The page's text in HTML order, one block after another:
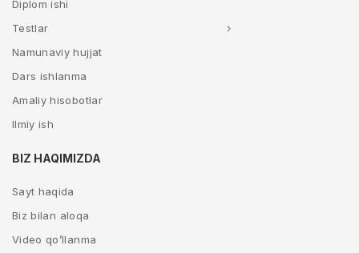
Diplom ishi
Testlar
Namunaviy hujjat
Dars ishlanma
Amaliy hisobotlar
Ilmiy ish
BIZ HAQIMIZDA
Sayt haqida
Biz bilan aloqa
Video qo’llanma